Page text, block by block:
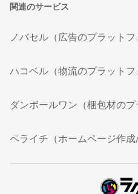
関連のサービス
ノバセル（広告のプラットフ
ハコベル（物流のプラットフ
ダンボールワン（梱包材のプ
ペライチ（ホームページ作成